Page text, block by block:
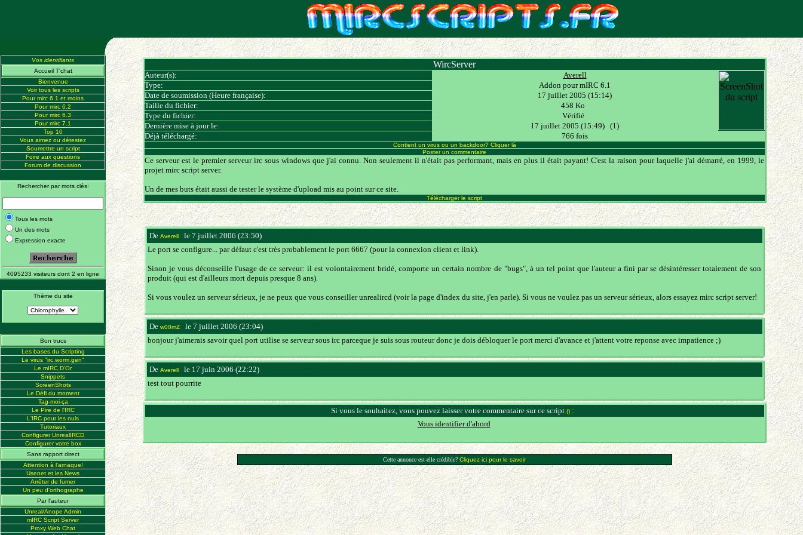
Vos identifiants
Accueil T'chat
Bienvenue
Voir tous les scripts
Pour mirc 6.1 et moins
Pour mirc 6.2
Pour mirc 6.3
Pour mirc 7.1
Top 10
Vous aimez ou détestez
Soumettre un script
Foire aux questions
Forum de discussion
Rechercher par mots clés:
Tous les mots
Un des mots
Expression exacte
4095233 visiteurs dont 2 en ligne
Thème du site
Bon trucs
Les bases du Scripting
Le virus "irc.worm.gen"
Le mIRC D'Or
Snippets
ScreenShots
Le Défi du moment
Tag-moi-ça
Le Pire de l'IRC
L'IRC pour les nuls
Tutoriaux
Configurer UnrealIRCD
Configurer votre box
Sans rapport direct
Attention à l'arnaque!
Usenet et les News
Arrêter de fumer
Un peu d'orthographe
Par l'auteur
Unreal/Anope Admin
mIRC Script Server
Proxy Web Chat
WircServer
Auteur(s):
Averell
Type:
Addon pour mIRC 6.1
Date de soumission (Heure française):
17 juillet 2005 (15:14)
Taille du fichier:
458 Ko
Type du fichier:
Vérifié
Dernière mise à jour le:
17 juillet 2005 (15:49) (1)
Déjà téléchargé:
766 fois
Contient un virus ou un backdoor? Cliquer là
Poster un commentaire
Ce serveur est le premier serveur irc sous windows que j'ai connu. Non seulement il n'était pas performant, mais en plus il était payant! C'est la raison pour laquelle j'ai démarré, en 1999, le
projet mirc script server.
Un de mes buts était aussi de tester le système d'upload mis au point sur ce site.
Télécharger le script
De Averellle 7 juillet 2006 (23:50)
Le port se configure... par défaut c'est très probablement le port 6667 (pour la connexion client et link).
Sinon je vous déconseille l'usage de ce serveur: il est volontairement bridé, comporte un certain nombre de "bugs", à un tel point que l'auteur a fini par se désintéresser totalement de son
produit (qui est d'ailleurs mort depuis presque 8 ans).
Si vous voulez un serveur sérieux, je ne peux que vous conseiller unrealircd (voir la page d'index du site, j'en parle). Si vous ne voulez pas un serveur sérieux, alors essayez mirc script server!
De w00mZle 7 juillet 2006 (23:04)
bonjour j'aimerais savoir quel port utilise se serveur sous irc parceque je suis sous routeur donc je dois débloquer le port merci d'avance et j'attent votre reponse avec impatience ;)
De Averellle 17 juin 2006 (22:22)
test tout pourrite
Si vous le souhaitez, vous pouvez laisser votre commentaire sur ce script () :
Vous identifier d'abord
Cette annonce est-elle crédible? Cliquez ici pour le savoir